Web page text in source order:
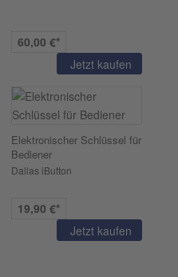
60,00 €*
Jetzt kaufen
Elektronischer Schlüssel für
Bediener
Dallas iButton
19,90 €*
Jetzt kaufen